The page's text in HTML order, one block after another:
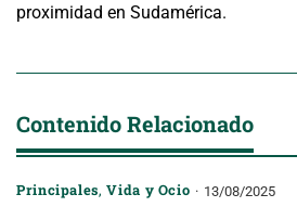
proximidad en Sudamérica.
Contenido Relacionado
Principales,Vida y Ocio 13/08/2025